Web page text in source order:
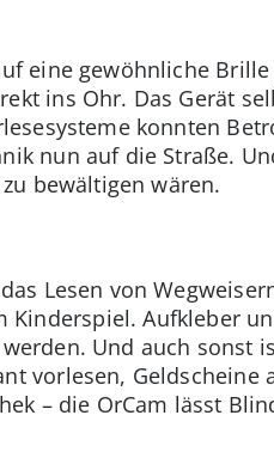
eine gewöhnliche
ins Ohr. Das Gerät
konnten
nun auf die Straße.
bewältigen wären.
Lesen von
Kinderspiel. Aufkleber
Und auch sonst
vorlesen, Geldscheine
– die OrCam lässt